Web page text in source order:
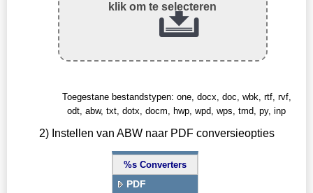
klik om te selecteren
Toegestane bestandstypen: one, docx, doc, wbk, rtf, rvf,
odt, abw, txt, dotx, docm, hwp, wpd, wps, tmd, py, inp
2) Instellen van ABW naar PDF conversieopties
%s Converters
PDF